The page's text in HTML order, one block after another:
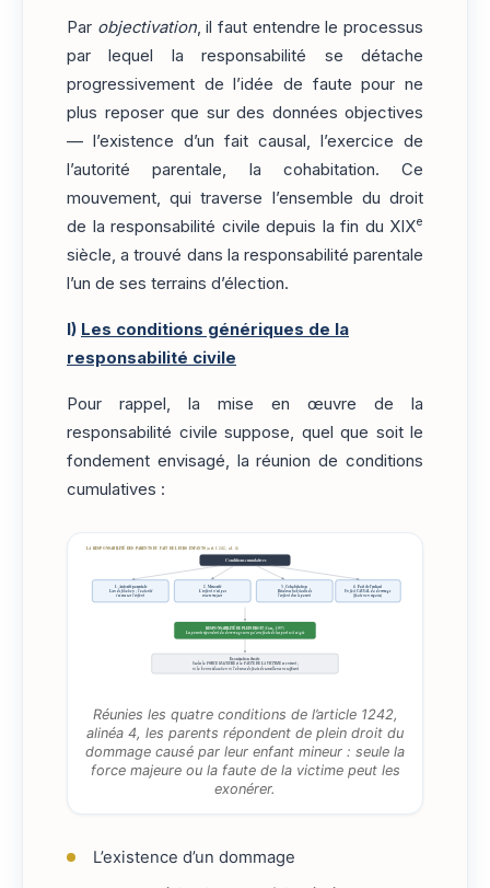
Par objectivation, il faut entendre le processus
par lequel la responsabilité se détache
progressivement de l’idée de faute pour ne
plus reposer que sur des données objectives
— l’existence d’un fait causal, l’exercice de
l’autorité parentale, la cohabitation. Ce
mouvement, qui traverse l’ensemble du droit
de la responsabilité civile depuis la fin du XIXe
siècle, a trouvé dans la responsabilité parentale
l’un de ses terrains d’élection.
I) Les conditions génériques de la
responsabilité civile
Pour rappel, la mise en œuvre de la
responsabilité civile suppose, quel que soit le
fondement envisagé, la réunion de conditions
cumulatives :
LA RESPONSABILITÉ DES PARENTS DU FAIT DE LEURS ENFANTS (art. 1242, al. 4)
Conditions cumulatives
1. Autorité parentale
Lien de filiation ; l’autorité
s’exerce sur l’enfant
2. Minorité
L’enfant n’est pas
encore majeur
3. Cohabitation
Résidence habituelle de
l’enfant chez le parent
4. Fait de l’enfant
Un fait CAUSAL du dommage
(faute non requise)
RESPONSABILITÉ DE PLEIN DROIT (Cass., 1997)
Les parents répondent du dommage sans qu’une faute de leur part soit exigée
Exonération étroite
Seules la FORCE MAJEURE et la FAUTE DE LA VICTIME exonèrent ;
ni la bonne éducation ni l’absence de faute de surveillance ne suffisent
Réunies les quatre conditions de l’article 1242,
alinéa 4, les parents répondent de plein droit du
dommage causé par leur enfant mineur : seule la
force majeure ou la faute de la victime peut les
exonérer.
L’existence d’un dommage